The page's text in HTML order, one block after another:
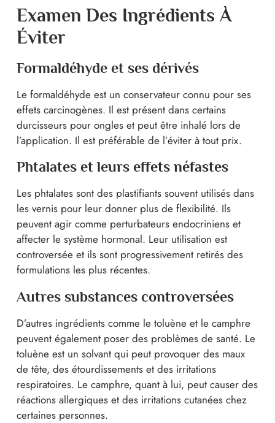
Examen Des Ingrédients À
Éviter
Formaldéhyde et ses dérivés
Le formaldéhyde est un conservateur connu pour ses
effets carcinogènes. Il est présent dans certains
durcisseurs pour ongles et peut être inhalé lors de
l’application. Il est préférable de l’éviter à tout prix.
Phtalates et leurs effets néfastes
Les phtalates sont des plastifiants souvent utilisés dans
les vernis pour leur donner plus de flexibilité. Ils
peuvent agir comme perturbateurs endocriniens et
affecter le système hormonal. Leur utilisation est
controversée et ils sont progressivement retirés des
formulations les plus récentes.
Autres substances controversées
D’autres ingrédients comme le toluène et le camphre
peuvent également poser des problèmes de santé. Le
toluène est un solvant qui peut provoquer des maux
de tête, des étourdissements et des irritations
respiratoires. Le camphre, quant à lui, peut causer des
réactions allergiques et des irritations cutanées chez
certaines personnes.